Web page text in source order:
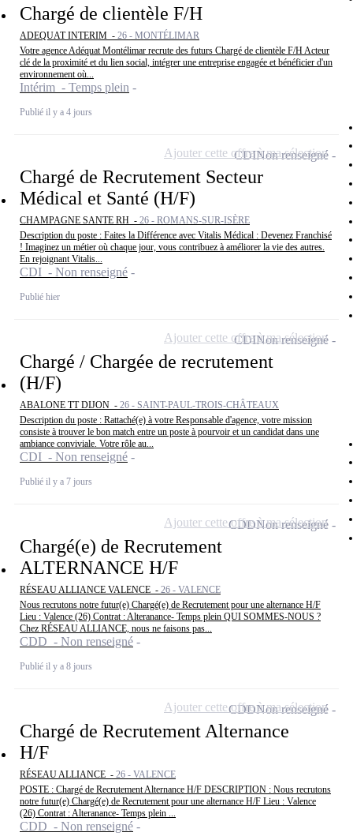
Chargé de clientèle F/H
ADEQUAT INTERIM - 26 - MONTÉLIMAR
Votre agence Adéquat Montélimar recrute des futurs Chargé de clientèle F/H Acteur
clé de la proximité et du lien social, intégrer une entreprise engagée et bénéficier d'un
environnement où...
Intérim - Temps plein
Publié il y a 4 jours
Chargé de Recrutement Secteur
Médical et Santé (H/F)
CHAMPAGNE SANTE RH - 26 - ROMANS-SUR-ISÈRE
Description du poste : Faites la Différence avec Vitalis Médical : Devenez Franchisé
! Imaginez un métier où chaque jour, vous contribuez à améliorer la vie des autres.
En rejoignant Vitalis...
CDI - Non renseigné
Publié hier
CDINon renseigné
Ajouter cette offre à ma sélection
Chargé / Chargée de recrutement
(H/F)
ABALONE TT DIJON - 26 - SAINT-PAUL-TROIS-CHÂTEAUX
Description du poste : Rattaché(e) à votre Responsable d'agence, votre mission
consiste à trouver le bon match entre un poste à pourvoir et un candidat dans une
ambiance conviviale. Votre rôle au...
CDI - Non renseigné
Publié il y a 7 jours
CDINon renseigné
Ajouter cette offre à ma sélection
Chargé(e) de Recrutement
ALTERNANCE H/F
RÉSEAU ALLIANCE VALENCE - 26 - VALENCE
Nous recrutons notre futur(e) Chargé(e) de Recrutement pour une alternance H/F
Lieu : Valence (26) Contrat : Alteranance- Temps plein QUI SOMMES-NOUS ?
Chez RÉSEAU ALLIANCE, nous ne faisons pas...
CDD - Non renseigné
Publié il y a 8 jours
CDDNon renseigné
Ajouter cette offre à ma sélection
Chargé de Recrutement Alternance
H/F
RÉSEAU ALLIANCE - 26 - VALENCE
POSTE : Chargé de Recrutement Alternance H/F DESCRIPTION : Nous recrutons
notre futur(e) Chargé(e) de Recrutement pour une alternance H/F Lieu : Valence
(26) Contrat : Alteranance- Temps plein ...
CDD - Non renseigné
CDDNon renseigné
Ajouter cette offre à ma sélection